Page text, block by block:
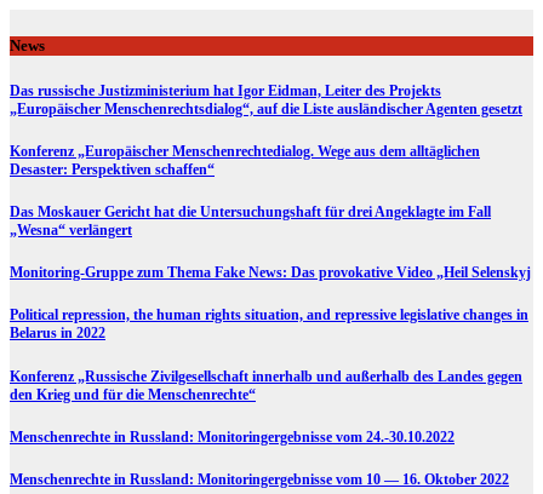
to
content
News
Das russische Justizministerium hat Igor Eidman, Leiter des Projekts
„Europäischer Menschenrechtsdialog“, auf die Liste ausländischer Agenten gesetzt
Konferenz „Europäischer Menschenrechtedialog. Wege aus dem alltäglichen
Desaster: Perspektiven schaffen“
Das Moskauer Gericht hat die Untersuchungshaft für drei Angeklagte im Fall
„Wesna“ verlängert
Monitoring-Gruppe zum Thema Fake News: Das provokative Video „Heil Selenskyj
Political repression, the human rights situation, and repressive legislative changes in
Belarus in 2022
Konferenz „Russische Zivilgesellschaft innerhalb und außerhalb des Landes gegen
den Krieg und für die Menschenrechte“
Menschenrechte in Russland: Monitoringergebnisse vom 24.-30.10.2022
Menschenrechte in Russland: Monitoringergebnisse vom 10 — 16. Oktober 2022